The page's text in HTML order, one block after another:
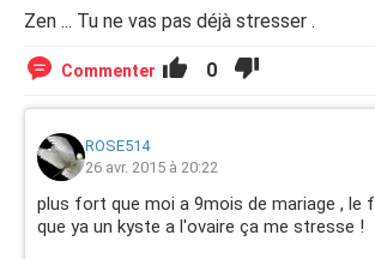
Zen ... Tu ne vas pas déjà stresser .
Commenter 0
ROSE514
26 avr. 2015 à 20:22
plus fort que moi a 9mois de mariage , le
que ya un kyste a l'ovaire ça me stresse !